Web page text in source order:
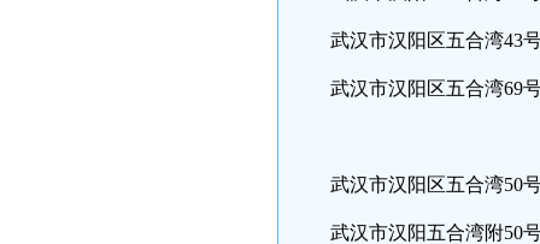
武汉市汉阳区五合湾43
武汉市汉阳区五合湾69
武汉市汉阳区五合湾50
武汉市汉阳五合湾附50